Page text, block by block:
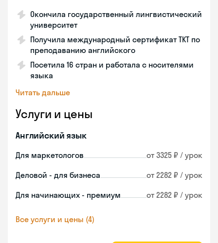
Окончила государственный лингвистический
университет
Получила международный сертификат TKT по
преподаванию английского
Посетила 16 стран и работала с носителями
языка
Читать дальше
Услуги и цены
Английский язык
Для маркетологов от 3325 ₽ / урок
Деловой - для бизнеса от 2282 ₽ / урок
Для начинающих - премиум от 2282 ₽ / урок
Все услуги и цены (4)